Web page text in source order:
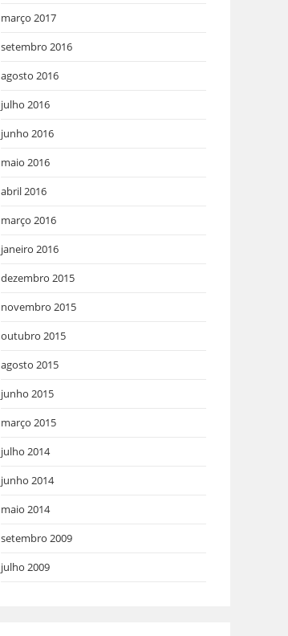
março 2017
setembro 2016
agosto 2016
julho 2016
junho 2016
maio 2016
abril 2016
março 2016
janeiro 2016
dezembro 2015
novembro 2015
outubro 2015
agosto 2015
junho 2015
março 2015
julho 2014
junho 2014
maio 2014
setembro 2009
julho 2009